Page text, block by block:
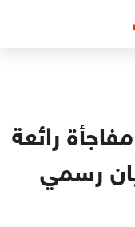
رائعة
رسمي